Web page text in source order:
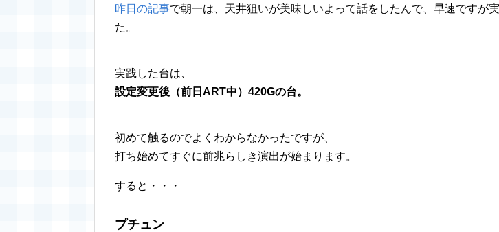
昨日の記事で朝一は、天井狙いが美味しいよって話をしたんで、早速ですが
た。
実践した台は、
設定変更後（前日ART中）420Gの台。
初めて触るのでよくわからなかったですが、
打ち始めてすぐに前兆らしき演出が始まります。
すると・・・
プチュン